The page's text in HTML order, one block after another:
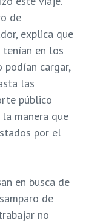
de
explica que
en los
podían cargar,
las
público
manera que
por el
en busca de
de
no